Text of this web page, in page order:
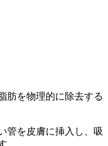
肪を物理的に除去する
管を皮膚に挿入し、吸
。